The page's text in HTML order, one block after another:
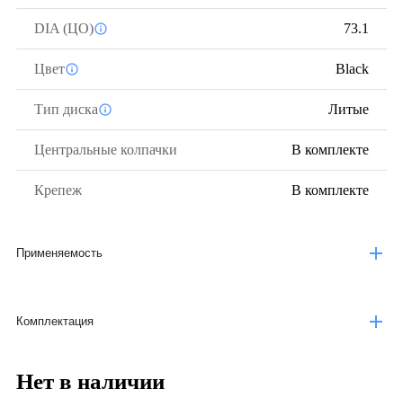
DIA (ЦО) 73.1
Цвет Black
Тип диска Литые
Центральные колпачки В комплекте
Крепеж В комплекте
Применяемость
Комплектация
Нет в наличии